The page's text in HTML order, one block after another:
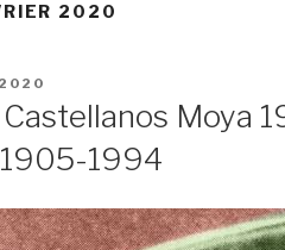
2020
Moya
1994